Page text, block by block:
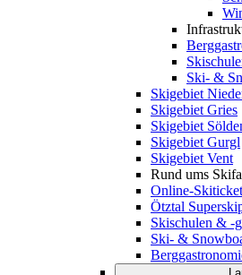
Ski- &
Skigebiet
Skigebiet Gries
Skigebiet
Skigebiet Gurgl
Skigebiet Vent
Rund ums
Online-
Ötztal
Skischulen & -
Ski- &